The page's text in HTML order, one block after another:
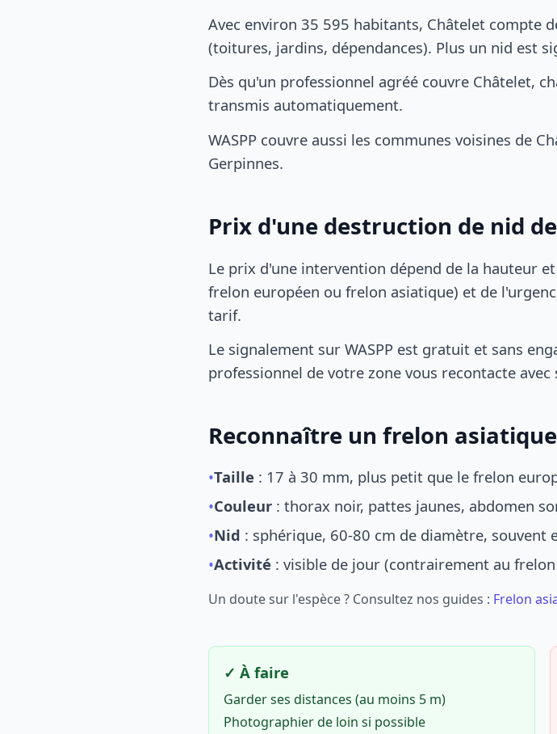
Avec environ 35 595 habitants, Châtelet compte
(toitures, jardins, dépendances). Plus un nid est
Dès qu'un professionnel agréé couvre Châtelet,
transmis automatiquement.
WASPP couvre aussi les communes voisines de
Gerpinnes.
Prix d'une destruction de nid
Le prix d'une intervention dépend de la hauteur
frelon européen ou frelon asiatique) et de
tarif.
Le signalement sur WASPP est gratuit et sans
professionnel de votre zone vous recontacte
Reconnaître un frelon asiatique
•Taille : 17 à 30 mm, plus petit que le frelon
•Couleur : thorax noir, pattes jaunes, abdomen
•Nid : sphérique, 60-80 cm de diamètre, souvent
•Activité : visible de jour (contrairement au
Un doute sur l'espèce ? Consultez nos guides : Frelon
✓ À faire
Garder ses distances (au moins 5 m)
Photographier de loin si possible